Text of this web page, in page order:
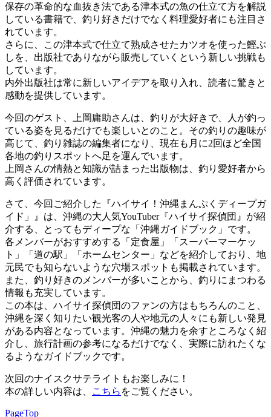
保存の革命的な血抜き法である津本式の魚の仕立て方を解説
している書籍で、釣り好きだけでなく料理愛好者にも注目さ
れています。
さらに、この津本式で仕立て熟成させたカツオを使った鰹ぶ
しを、出版社でありながら販売していくという新しい挑戦も
しています。
内外出版社は常に新しいアイデアを取り入れ、読者に驚きと
感動を提供しています。
今回のゲスト、上岡庸助さんは、釣りが大好きで、人が釣っ
ている姿を見るだけでも楽しいとのこと。その釣りの趣味が
高じて、釣り雑誌の編集者になり、現在も月に2回ほど全国
各地の釣りスポットへ足を運んでいます。
上岡さんの情熱と知識が詰まった出版物は、釣り愛好者から
高く評価されています。
さて、今回ご紹介した『ハイサイ！沖縄まんぷくディープガ
イド」』は、沖縄の大人気YouTuber『ハイサイ探偵団』が紹
介する、とってもディープな「沖縄ガイドブック」です。
各メンバーがおすすめする「定食屋」「スーパーマーケッ
ト」「道の駅」「ホームセンター」などを紹介しており、地
元民でも知らないような穴場スポットも掲載されています。
また、釣り好きのメンバーが多いことから、釣りにまつわる
情報も充実しています。
この本は、ハイサイ探偵団のファンの方はもちろんのこと、
沖縄を深く知りたい観光客の人や地元の人々にも新しい発見
がある内容となっています。沖縄の魅力を余すところなく紹
介し、旅行計画の参考になるだけでなく、実際に訪れたくな
るようなガイドブックです。
次回のナイスクサテライトもお楽しみに！
本の詳しい内容は、
こちら をご覧ください。
PageTop